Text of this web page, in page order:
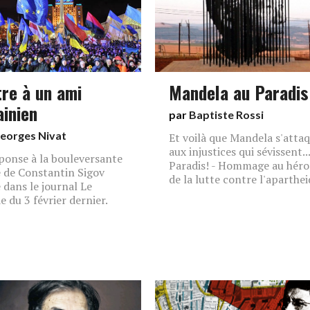
à un ami
Nivat
à la bouleversante
Constantin Sigov
dans le journal Le
du 3 février dernier.
Mandela au Paradis
par Baptiste Rossi
Et voilà que Mandela
aux injustices qui
Paradis! - Hommage au
de la lutte contre